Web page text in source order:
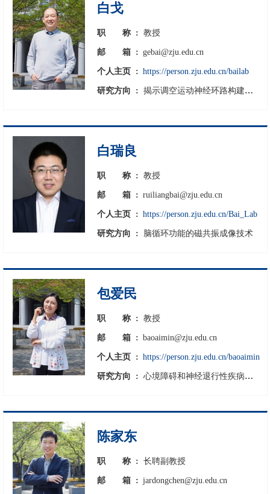
白戈
职 称 : 教授
邮 箱 :gebai@zju.edu.cn
个人主页 :https://person.zju.edu.cn/bailab
研究方向 : 揭示调空运动神经环路构建的分子机制 阐明运动神经退行性疾病发生的致病机理 探索维持和修复运动神经环路的治疗策略
白瑞良
职 称 : 教授
邮 箱 :ruiliangbai@zju.edu.cn
个人主页 :https://person.zju.edu.cn/Bai_Lab
研究方向 : 脑循环功能的磁共振成像技术
包爱民
职 称 : 教授
邮 箱 :baoaimin@zju.edu.cn
个人主页 :https://person.zju.edu.cn/baoaimin
研究方向 : 心境障碍和神经退行性疾病的神经生物学发病机制
陈家东
职 称 : 长聘副教授
邮 箱 :jardongchen@zju.edu.cn